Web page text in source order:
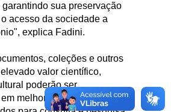
sua preservação
acesso da sociedade a
explica Fadini.
coleções e outros
valor científico,
poderão ser
melhores condições e